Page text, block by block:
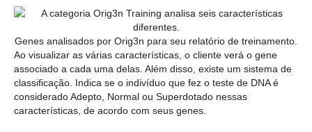
Genes analisados por Orig3n para seu relatório de treinamento.
Ao visualizar as várias características, o cliente verá o gene
associado a cada uma delas. Além disso, existe um sistema de
classificação. Indica se o indivíduo que fez o teste de DNA é
considerado Adepto, Normal ou Superdotado nessas
características, de acordo com seus genes.